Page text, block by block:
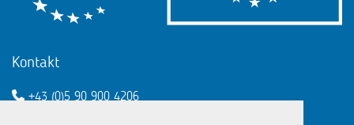
Kontakt
+43 (0)5 90 900 4206